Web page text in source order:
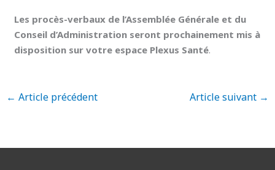
Les procès-verbaux de l’Assemblée Générale et du
Conseil d’Administration seront prochainement mis à
disposition sur votre espace Plexus Santé.
← Article précédent Article suivant →